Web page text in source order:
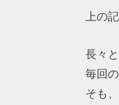
上の
長々
毎回
そも